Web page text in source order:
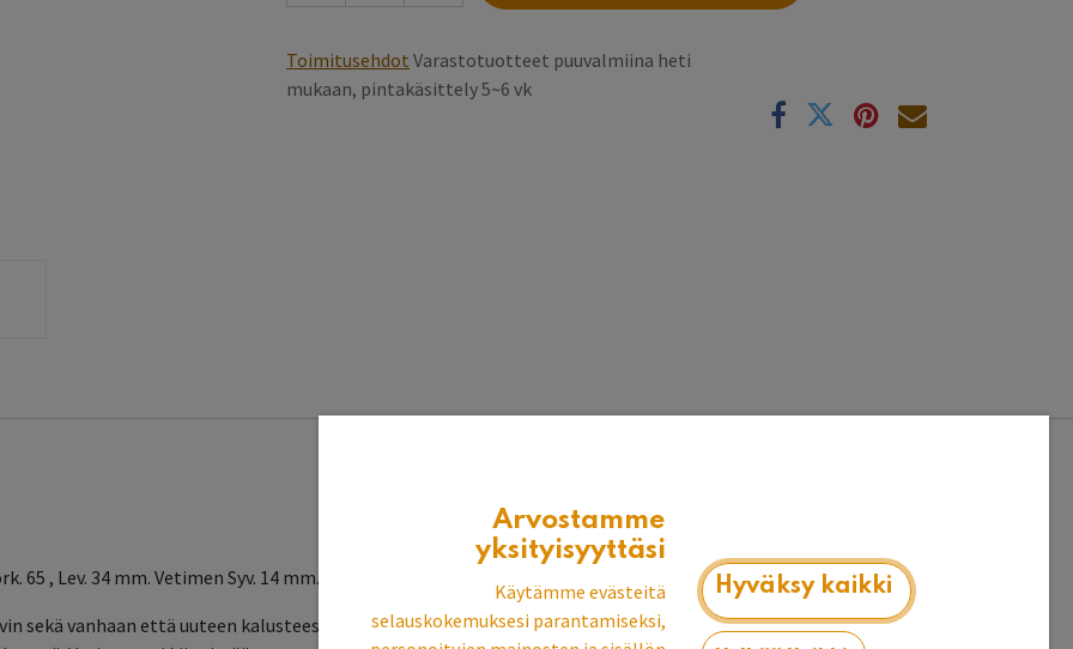
Toimitusehdot Varastotuotteet puuvalmiina heti
mukaan, pintakäsittely 5~6 vk
65 , Lev. 34 mm. Vetimen Syv. 14 mm.
sekä vanhaan että uuteen kalusteeseen. Taustalevy peittää vanhat vedin reiät tai jäljet taakseen. Vedin
Arvostamme
yksityisyyttäsi
Käytämme evästeitä
selauskokemuksesi parantamiseksi,
Hyväksy kaikki